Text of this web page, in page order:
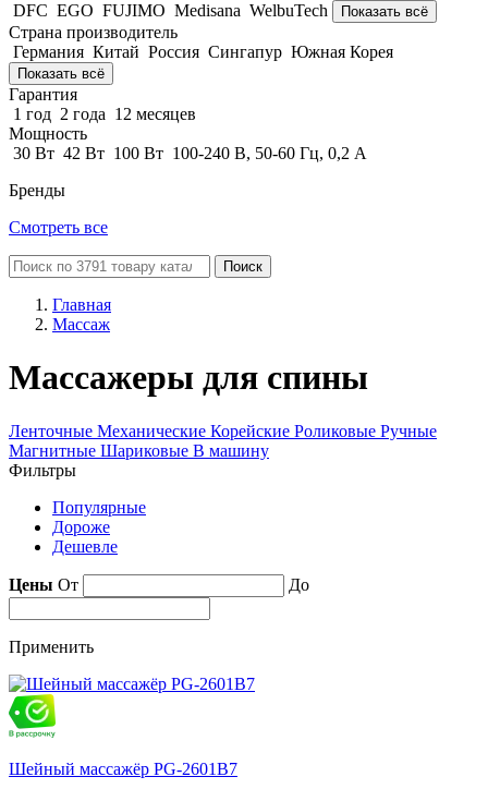
DFC EGO FUJIMO Medisana WelbuTech Показать всё
Страна производитель
Германия Китай Россия Сингапур Южная Корея
Показать всё
Гарантия
1 год 2 года 12 месяцев
Мощность
30 Вт 42 Вт 100 Вт 100-240 В, 50-60 Гц, 0,2 А
Бренды
Смотреть все
Поиск
Главная
Массаж
Массажеры для спины
Ленточные Механические Корейские Роликовые Ручные
Магнитные Шариковые В машину
Фильтры
Популярные
Дороже
Дешевле
Цены От До
Применить
Шейный массажёр PG-2601B7